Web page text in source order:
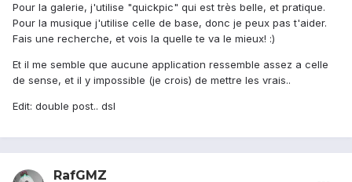
Pour la galerie, j'utilise "quickpic" qui est très belle, et pratique.
Pour la musique j'utilise celle de base, donc je peux pas t'aider.
Fais une recherche, et vois la quelle te va le mieux! :)
Et il me semble que aucune application ressemble assez a celle
de sense, et il y impossible (je crois) de mettre les vrais..
Edit: double post.. dsl
RafGMZ